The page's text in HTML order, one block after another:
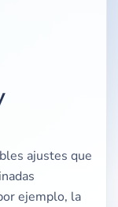
ajustes que
ejemplo, la